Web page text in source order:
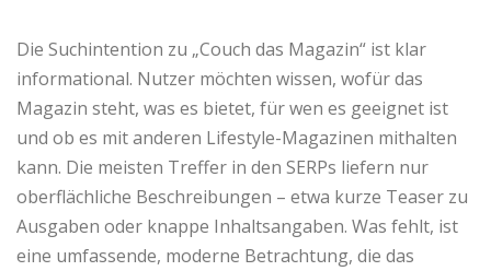
Die Suchintention zu „Couch das Magazin“ ist klar
informational. Nutzer möchten wissen, wofür das
Magazin steht, was es bietet, für wen es geeignet ist
und ob es mit anderen Lifestyle-Magazinen mithalten
kann. Die meisten Treffer in den SERPs liefern nur
oberflächliche Beschreibungen – etwa kurze Teaser zu
Ausgaben oder knappe Inhaltsangaben. Was fehlt, ist
eine umfassende, moderne Betrachtung, die das